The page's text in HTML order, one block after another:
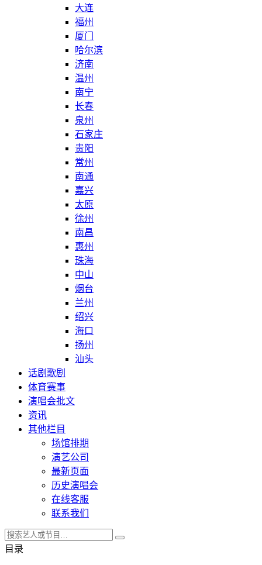
大连
福州
厦门
哈尔滨
济南
温州
南宁
长春
泉州
石家庄
贵阳
常州
南通
嘉兴
太原
徐州
南昌
惠州
珠海
中山
烟台
兰州
绍兴
海口
扬州
汕头
话剧歌剧
体育赛事
演唱会批文
资讯
其他栏目
场馆排期
演艺公司
最新页面
历史演唱会
在线客服
联系我们
目录